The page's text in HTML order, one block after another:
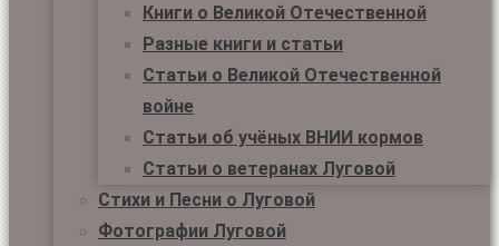
Книги о Великой Отечественной
Разные книги и статьи
Статьи о Великой Отечественной
войне
Статьи об учёных ВНИИ кормов
Статьи о ветеранах Луговой
Стихи и Песни о Луговой
Фотографии Луговой